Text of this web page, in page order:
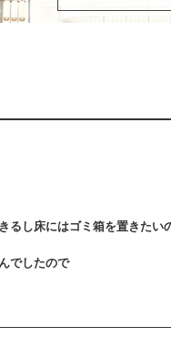
るし床にはゴミ箱を置きたい
でしたので